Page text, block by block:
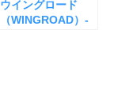
ウイングロード
（WINGROAD）-